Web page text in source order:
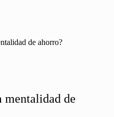
de ahorro?
mentalidad de